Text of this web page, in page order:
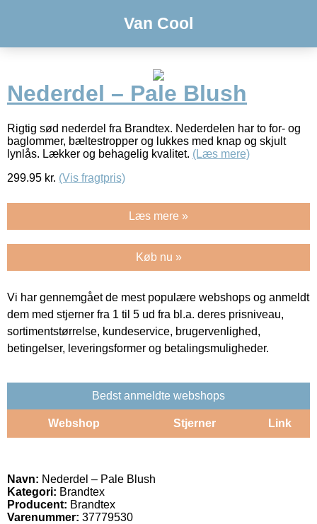
Van Cool
Nederdel – Pale Blush
Rigtig sød nederdel fra Brandtex. Nederdelen har to for- og
baglommer, bæltestropper og lukkes med knap og skjult
lynlås. Lækker og behagelig kvalitet. (Læs mere)
299.95 kr. (Vis fragtpris)
Læs mere »
Køb nu »
Vi har gennemgået de mest populære webshops og anmeldt
dem med stjerner fra 1 til 5 ud fra bl.a. deres prisniveau,
sortimentstørrelse, kundeservice, brugervenlighed,
betingelser, leveringsformer og betalingsmuligheder.
Bedst anmeldte webshops
Webshop Stjerner Link
Navn: Nederdel – Pale Blush
Kategori: Brandtex
Producent: Brandtex
Varenummer: 37779530